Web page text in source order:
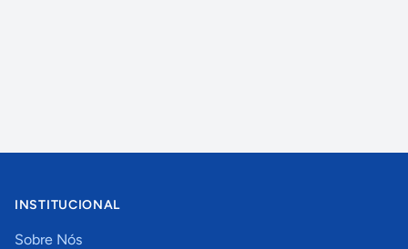
INSTITUCIONAL
Sobre Nós